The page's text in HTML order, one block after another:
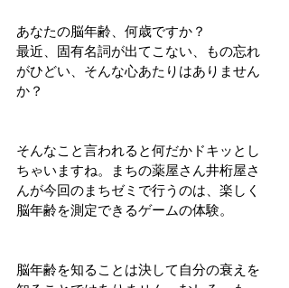
あなたの脳年齢、何歳ですか？
最近、固有名詞が出てこない、もの忘れ
がひどい、そんな心あたりはありません
か？
そんなこと言われると何だかドキッとし
ちゃいますね。まちの薬屋さん井桁屋さ
んが今回のまちゼミで行うのは、楽しく
脳年齢を測定できるゲームの体験。
脳年齢を知ることは決して自分の衰えを